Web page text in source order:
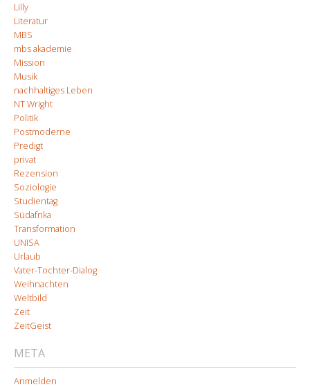
Lilly
Literatur
MBS
mbs akademie
Mission
Musik
nachhaltiges Leben
NT Wright
Politik
Postmoderne
Predigt
privat
Rezension
Soziologie
Studientag
Südafrika
Transformation
UNISA
Urlaub
Vater-Tochter-Dialog
Weihnachten
Weltbild
Zeit
ZeitGeist
META
Anmelden